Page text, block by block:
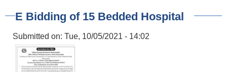
E Bidding of 15 Bedded Hospital
Submitted on: Tue, 10/05/2021 - 14:02